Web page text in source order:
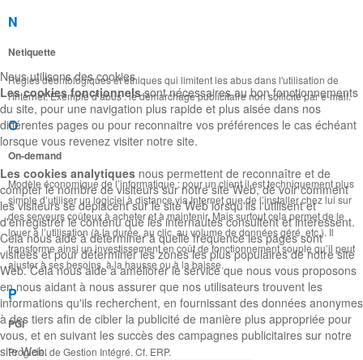
N
Netiquette
Règles déontologiques et éthiques qui limitent les abus dans l'utilisation de
l'Internet. Exemple d’abus : le démarchage publicitaire non sollicité par e-mail.
O
On-demand
Modèle économique de l’informatique : pour un client il est techniquement plus
simple d’utiliser un logiciel à distance via Internet que de l’installer chez lui sur
des serveurs coûteux à acheter et à maintenir. Mais surtout cela permet de le
louer à l’utilisation (à la durée, au clic, au volume de données géré, etc.). Il
transforme ainsi un investissement en coût de fonctionnement souple qu’il peut
ajuster à ses besoins, à la hausse ou à la baisse.
P
PGI
Progiciel de Gestion Intégré. Cf. ERP.
Nous utilisons des cookies
Les cookies fonctionnelssont nécessaires au bon fonctionnements
du site, pour une navigation plus rapide et plus aisée dans nos
différentes pages ou pour reconnaitre vos préférences le cas échéant
lorsque vous revenez visiter notre site.
Les cookies analytiques nous permettent de reconnaître et de
compter le nombre de visiteurs sur notre site Web, de voir comment
les visiteurs se déplacent sur le site Web lorsqu'ils l'utilisent et
d'enregistrer le contenu que les internautes consultent et intéressent.
Cela nous aide à déterminer à quelle fréquence les pages sont
visitées et pour déterminer les zones les plus populaires de notre site
Web. Cela nous aide à améliorer le service que nous vous proposons
en nous aidant à nous assurer que nos utilisateurs trouvent les
informations qu'ils recherchent, en fournissant des données anonymes
à des tiers afin de cibler la publicité de manière plus appropriée pour
vous, et en suivant les succès des campagnes publicitaires sur notre
site Web.